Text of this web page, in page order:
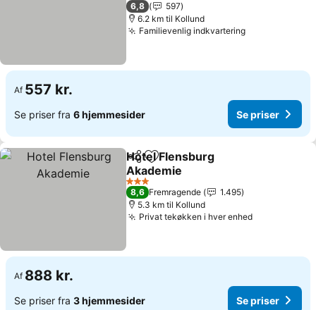
6,8
597
6.2 km til Kollund
Familievenlig indkvartering
Af 557 kr.
Se priser fra 6 hjemmesider Se priser
Del Føj til favoritter
Hotel Flensburg
Akademie
3 Stjerner
8,6 Fremragende
1.495
5.3 km til Kollund
Privat tekøkken i hver enhed
Af 888 kr.
Se priser fra 3 hjemmesider Se priser